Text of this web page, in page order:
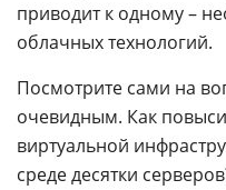
приводит к одному –
облачных технологий.
Посмотрите сами на
очевидным. Как
виртуальной
среде десятки